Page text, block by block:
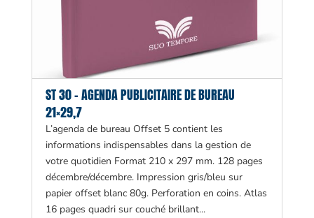
ST 30 – AGENDA PUBLICITAIRE DE BUREAU
21×29,7
L’agenda de bureau Offset 5 contient les
informations indispensables dans la gestion de
votre quotidien Format 210 x 297 mm. 128 pages
décembre/décembre. Impression gris/bleu sur
papier offset blanc 80g. Perforation en coins. Atlas
16 pages quadri sur couché brillant...